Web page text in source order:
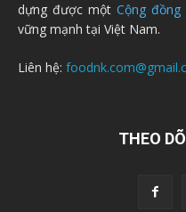
dựng được một Cộng
vững mạnh tại Việt Nam.
Liên hệ:
THEO